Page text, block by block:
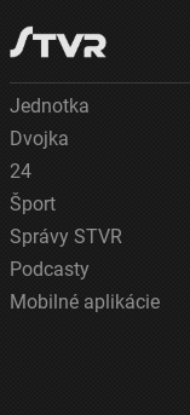
na výber obsahu
o geografickej polohe
aktívne
IAB:
Jednotka
Dvojka
24
Šport
Správy STVR
Podcasty
Mobilné aplikácie